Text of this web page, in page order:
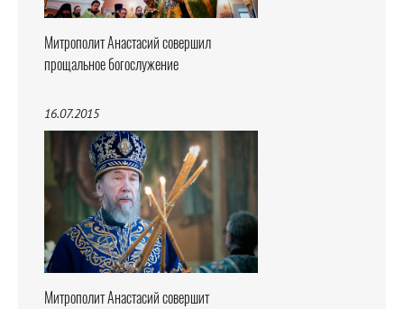
Митрополит Анастасий совершил
прощальное богослужение
16.07.2015
Митрополит Анастасий совершит